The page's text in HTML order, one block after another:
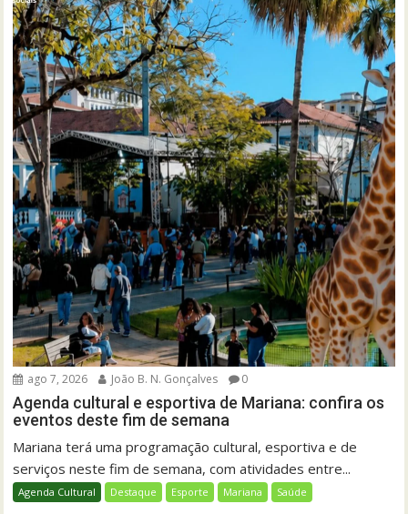
ago 7, 2026 João B. N. Gonçalves 0
Agenda cultural e esportiva de Mariana: confira os
eventos deste fim de semana
Mariana terá uma programação cultural, esportiva e de
serviços neste fim de semana, com atividades entre...
Agenda Cultural Destaque Esporte Mariana Saúde